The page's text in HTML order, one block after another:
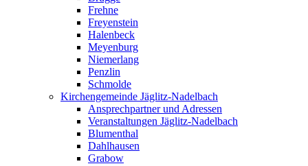
Frehne
Freyenstein
Halenbeck
Meyenburg
Niemerlang
Penzlin
Schmolde
Kirchengemeinde Jäglitz-Nadelbach
Ansprechpartner und Adressen
Veranstaltungen Jäglitz-Nadelbach
Blumenthal
Dahlhausen
Grabow